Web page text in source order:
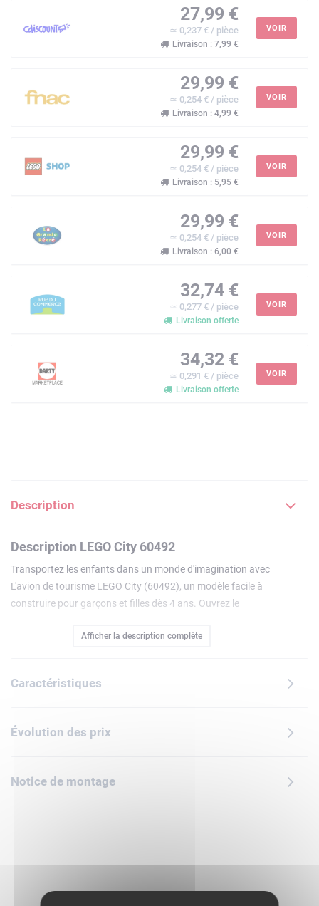
27,99 €
≃ 0,237 € / pièce
Livraison : 7,99 €
VOIR
29,99 €
≃ 0,254 € / pièce
Livraison : 4,99 €
VOIR
29,99 €
≃ 0,254 € / pièce
Livraison : 5,95 €
VOIR
29,99 €
≃ 0,254 € / pièce
Livraison : 6,00 €
VOIR
32,74 €
≃ 0,277 € / pièce
Livraison offerte
VOIR
34,32 €
≃ 0,291 € / pièce
Livraison offerte
VOIR
Description
Description LEGO City 60492
Transportez les enfants dans un monde d'imagination avec
L'avion de tourisme LEGO City (60492), un modèle facile à
construire pour garçons et filles dès 4 ans. Ouvrez le
sièges et d'écrans,chargez les valises sur le chariot à
détails réalistes, et les minifigurines de pilote, d'employé,
de construction sur le thème de l'aviation est conçu pour
aider les enfants à développer leur motricité fine et leur
une belle idée de cadeau pour les jeunes fans d'avions et de
voyages. Une brique de démarrage, un guide illustré simple
Afficher la description complète
Caractéristiques
Évolution des prix
Notice de montage